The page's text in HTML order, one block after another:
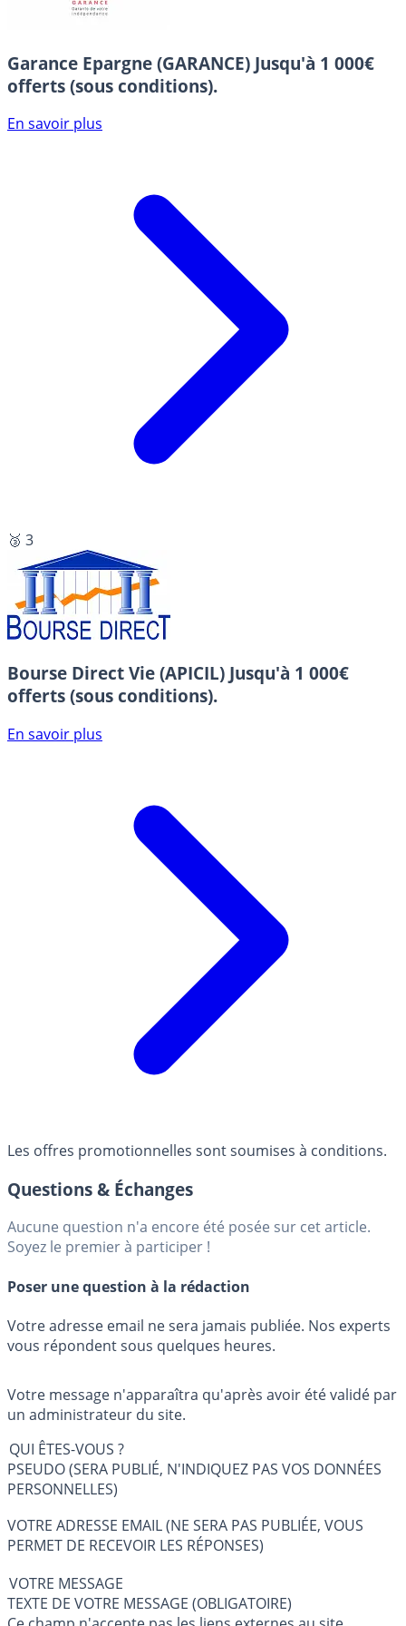
Garance Epargne (GARANCE) Jusqu'à 1 000€
offerts (sous conditions).
En savoir plus
🥉 3
Bourse Direct Vie (APICIL) Jusqu'à 1 000€
offerts (sous conditions).
En savoir plus
Les offres promotionnelles sont soumises à conditions.
Questions & Échanges
Aucune question n'a encore été posée sur cet article.
Soyez le premier à participer !
Poser une question à la rédaction
Votre adresse email ne sera jamais publiée. Nos experts
vous répondent sous quelques heures.
Votre message n'apparaîtra qu'après avoir été validé par
un administrateur du site.
QUI ÊTES-VOUS ?
PSEUDO (SERA PUBLIÉ, N'INDIQUEZ PAS VOS DONNÉES
PERSONNELLES)
VOTRE ADRESSE EMAIL (NE SERA PAS PUBLIÉE, VOUS
PERMET DE RECEVOIR LES RÉPONSES)
VOTRE MESSAGE
TEXTE DE VOTRE MESSAGE (OBLIGATOIRE)